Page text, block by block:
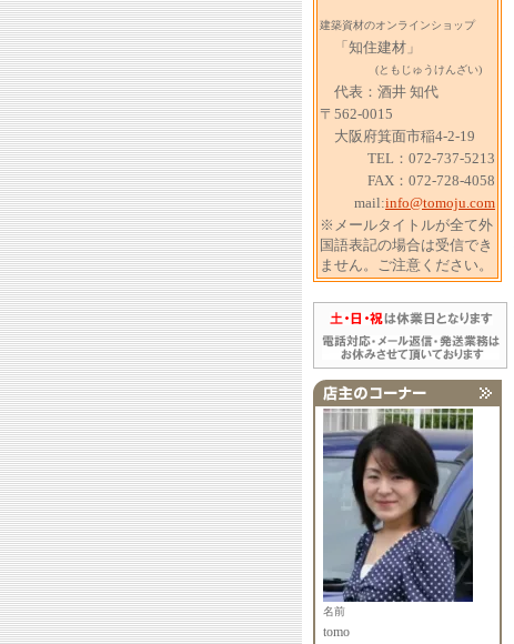
建築資材のオンラインショップ
「知住建材」
(ともじゅうけんざい)
代表：酒井 知代
〒562-0015
大阪府箕面市稲4-2-19
TEL：072-737-5213
FAX：072-728-4058
mail:info@tomoju.com
※メールタイトルが全て外
国語表記の場合は受信でき
ません。ご注意ください。
名前
tomo